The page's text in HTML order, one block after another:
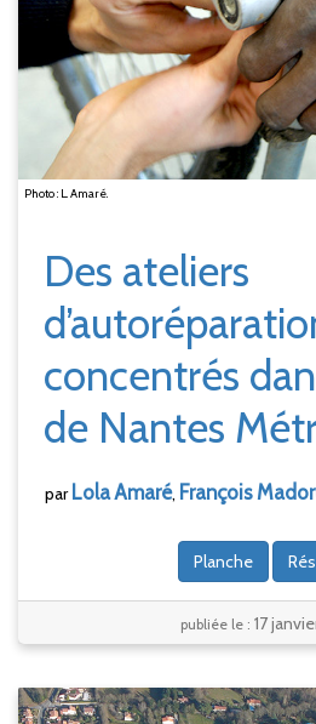
Photo : L. Amaré.
Des ateliers
concentrés
de Nantes
par LolaAmaré, François
Planche
publiée le : 17